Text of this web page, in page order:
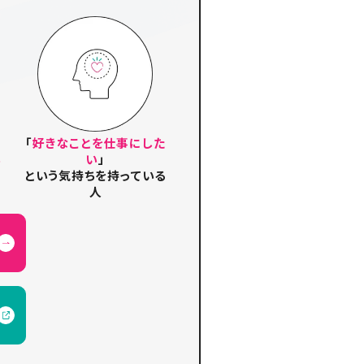
「好きなことを仕事にした
い 」
という気持ちを持っている
人